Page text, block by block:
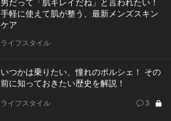
手軽に使えて肌が整う、最新メンズスキン
ケア
ライフスタイル
いつかは乗りたい、憧れのポルシェ！ その
前に知っておきたい歴史を解説！
ライフスタイル 3